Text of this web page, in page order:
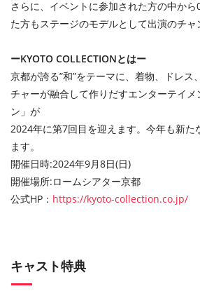
さらに、イベントに参加された方の中か
た方もステージのモデルとして出演のチャ
ーKYOTO COLLECTIONとはー
京都が誇る”和”をテーマに、着物、ドレス
チャーが融合して作りだすエンターテイメ
ン」が
2024年に第7回目を迎えます。今年も新た
ます。
開催日時:2024年9月8日(日)
開催場所:ロームシアター京都
公式HP： https://kyoto-collection.co.jp/
キャスト特典